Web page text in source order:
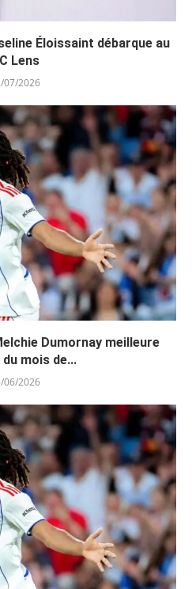
Éloissaint débarque au
Lens
07/2026
Dumornay meilleure
mois de...
06/2026